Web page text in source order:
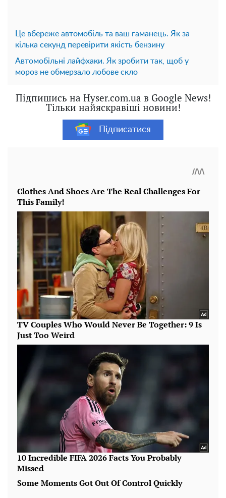
Це вбереже автомобіль та ваш гаманець. Як за
кілька секунд перевірити якість бензину
Автомобільні лайфхаки. Як зробити так, щоб у
мороз не обмерзало лобове скло
Підпишись на Hyser.com.ua в Google News!
Тільки найяскравіші новини!
Підписатися